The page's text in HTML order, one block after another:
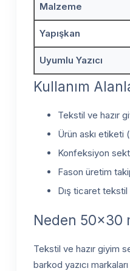
Malzeme
Yapışkan
Uyumlu Yazıcı
Kullanım
Tekstil ve hazır
Ürün askı
Konfeksiyon
Fason üretim
Dış ticaret
Neden 50x30
Tekstil ve hazır giyim
barkod yazıcı